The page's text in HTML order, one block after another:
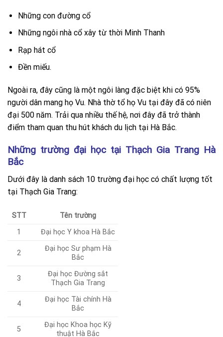
Những con đường cổ
Những ngôi nhà cổ xây từ thời Minh Thanh
Rạp hát cổ
Đền miếu.
Ngoài ra, đây cũng là một ngôi làng đặc biệt khi có 95%
người dân mang họ Vu. Nhà thờ tổ họ Vu tại đây đã có niên
đại 500 năm. Trải qua nhiều thế hệ, nơi đây đã trở thành
điểm tham quan thu hút khách du lịch tại Hà Bắc.
Những trường đại học tại Thạch Gia Trang Hà
Bắc
Dưới đây là danh sách 10 trường đại học có chất lượng tốt
tại Thạch Gia Trang:
STT
Tên trường
1
Đại học Y khoa Hà Bắc
2
Đại học Sư phạm Hà
Bắc
3
Đại học Đường sắt
Thạch Gia Trang
4
Đại học Tài chính Hà
Bắc
5
Đại học Khoa học Kỹ
thuật Hà Bắc